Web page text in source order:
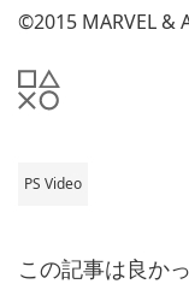
©2015 MARVEL &
PS Video
この記事は良か